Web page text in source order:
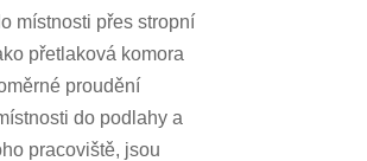
místnosti přes stropní
přetlaková komora
proudění
do podlahy a
pracoviště, jsou